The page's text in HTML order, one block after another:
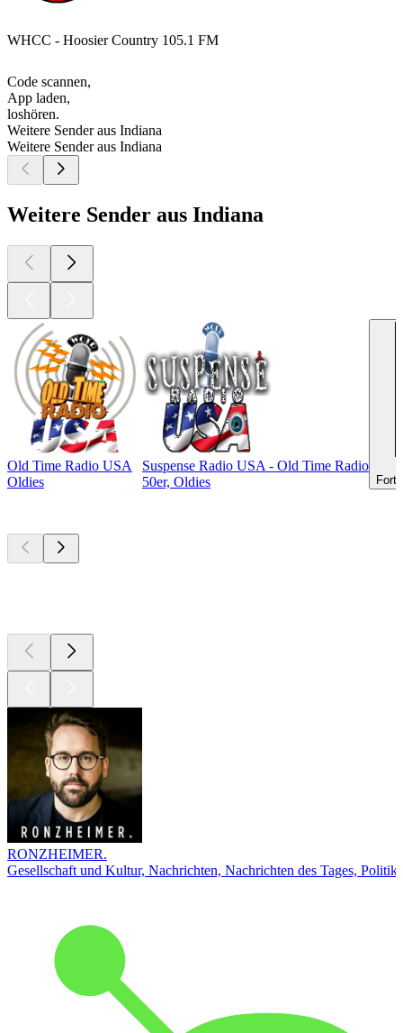
WHCC - Hoosier Country 105.1 FM
Code scannen,
App laden,
loshören.
Weitere Sender aus Indiana
Weitere Sender aus Indiana
Weitere Sender aus Indiana
Old Time Radio USA
Oldies
Suspense Radio USA - Old Time Radio
50er, Oldies
Fort
RONZHEIMER.
Gesellschaft und Kultur, Nachrichten, Nachrichten des Tages, Politik